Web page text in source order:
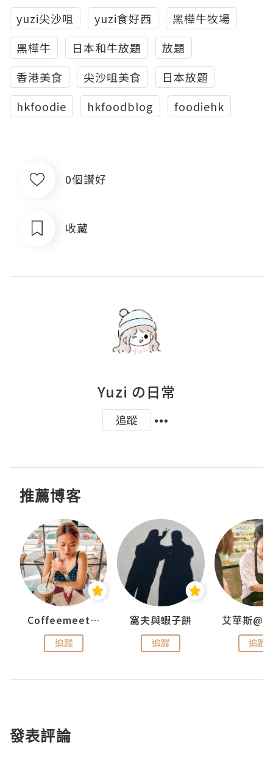
yuzi尖沙咀 yuzi食好西
黑樺牛牧場
黑樺牛
日本和牛放題
放題
香港美食
尖沙咀美食
日本放題
hkfoodie
hkfoodblog foodiehk
0個讚好
收藏
Yuzi の日常
追蹤
推薦博客
Coffeemeetjojo
追蹤
窩夫與蝦子餅
追蹤 追蹤
發表評論